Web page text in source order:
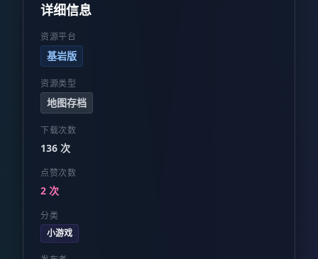
详细信息
资源平台
基岩版
资源类型
地图存档
下载次数
136 次
点赞次数
2 次
分类
小游戏